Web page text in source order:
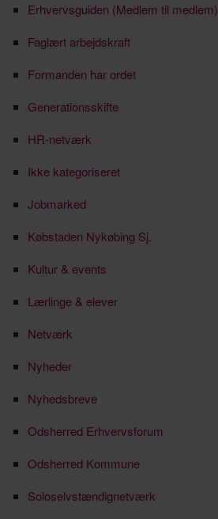
Erhvervsguiden (Medlem til medlem)
Faglært arbejdskraft
Formanden har ordet
Generationsskifte
HR-netværk
Ikke kategoriseret
Jobmarked
Købstaden Nykøbing Sj.
Kultur & events
Lærlinge & elever
Netværk
Nyheder
Nyhedsbreve
Odsherred Erhvervsforum
Odsherred Kommune
Soloselvstændignetværk